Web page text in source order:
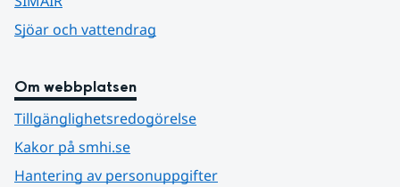
Sjöar och vattendrag
Om webbplatsen
Tillgänglighetsredogörelse
Kakor på smhi.se
Hantering av personuppgifter